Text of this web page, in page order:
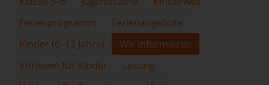
Ferienprogramm
Ferienangebote
Kinder (6–12 Jahre)
Wir informieren
Vorlesen für Kinder
Lesung